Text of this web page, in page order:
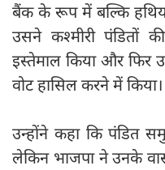
बैंक के रूप में बल्कि
उसने कश्मीरी पंडितों
इस्तेमाल किया और फिर
वोट हासिल करने में किया।
उन्होंने कहा कि पंडित
लेकिन भाजपा ने उनके